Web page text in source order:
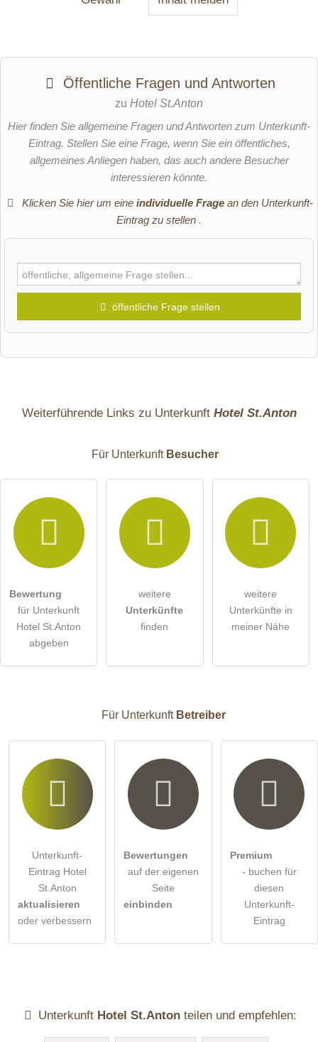
Öffentliche Fragen und Antworten
zu Hotel St.Anton
Hier finden Sie allgemeine Fragen und Antworten zum Unterkunft-
Eintrag. Stellen Sie eine Frage, wenn Sie ein öffentliches,
allgemeines Anliegen haben, das auch andere Besucher
interessieren könnte.
Klicken Sie hier um eine individuelle Fragean den Unterkunft-
Eintrag zu stellen .
öffentliche Frage stellen
E-Mail-Adresse (wird nicht veröffentlicht)
Hiermit akzeptiere ich dieAGB
DieDatenschutzerklärung habe ich zur Kenntnis genommen.
öffentliche Frage stellen Abbrechen
Besucher sichtbar.
Weiterführende Links zu Unterkunft Hotel St.Anton
Für Unterkunft Besucher
Bewertung
für Unterkunft
Hotel St.Anton
abgeben
weitere
Unterkünfte
finden
weitere
Unterkünfte in
meiner Nähe
Für Unterkunft Betreiber
Unterkunft-
Eintrag Hotel
St.Anton
aktualisieren
oder verbessern
Bewertungen
auf der eigenen
Seite
einbinden
Premium
- buchen für
diesen
Unterkunft-
Eintrag
Unterkunft Hotel St.Antonteilen und empfehlen: